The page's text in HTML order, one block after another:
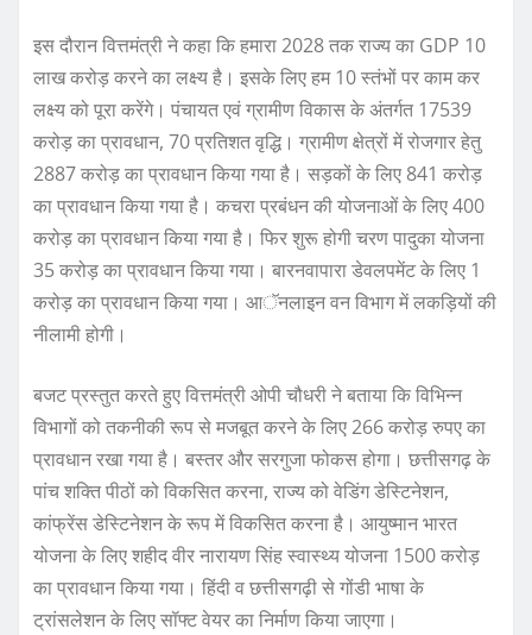
इस दौरान वित्तमंत्री ने कहा कि हमारा 2028 तक राज्य का GDP 10
लाख करोड़ करने का लक्ष्य है। इसके लिए हम 10 स्तंभों पर काम कर
लक्ष्य को पूरा करेंगे। पंचायत एवं ग्रामीण विकास के अंतर्गत 17539
करोड़ का प्रावधान, 70 प्रतिशत वृद्धि। ग्रामीण क्षेत्रों में रोजगार हेतु
2887 करोड़ का प्रावधान किया गया है। सड़कों के लिए 841 करोड़
का प्रावधान किया गया है। कचरा प्रबंधन की योजनाओं के लिए 400
करोड़ का प्रावधान किया गया है। फिर शुरू होगी चरण पादुका योजना
35 करोड़ का प्रावधान किया गया। बारनवापारा डेवलपमेंट के लिए 1
करोड़ का प्रावधान किया गया। आॅनलाइन वन विभाग में लकड़ियों की
नीलामी होगी।
बजट प्रस्तुत करते हुए वित्तमंत्री ओपी चौधरी ने बताया कि विभिन्न
विभागों को तकनीकी रूप से मजबूत करने के लिए 266 करोड़ रुपए का
प्रावधान रखा गया है। बस्तर और सरगुजा फोकस होगा। छत्तीसगढ़ के
पांच शक्ति पीठों को विकसित करना, राज्य को वेडिंग डेस्टिनेशन,
कांफ्रेंस डेस्टिनेशन के रूप में विकसित करना है। आयुष्मान भारत
योजना के लिए शहीद वीर नारायण सिंह स्वास्थ्य योजना 1500 करोड़
का प्रावधान किया गया। हिंदी व छत्तीसगढ़ी से गोंडी भाषा के
ट्रांसलेशन के लिए सॉफ्ट वेयर का निर्माण किया जाएगा।